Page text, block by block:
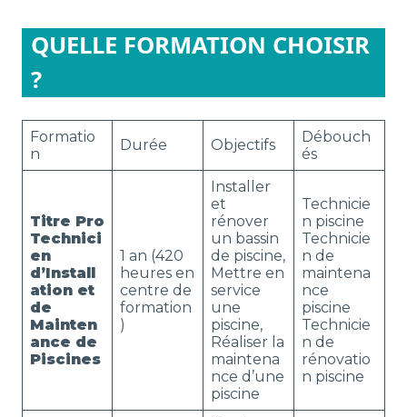
QUELLE FORMATION CHOISIR
?
Formatio
n
Durée Objectifs
Débouch
és
Titre Pro
Technici
en
d’Install
ation et
de
Mainten
ance de
Piscines
1 an (420
heures en
centre de
formation
)
Installer
et
rénover
un bassin
de piscine,
Mettre en
service
une
piscine,
Réaliser la
maintena
nce d’une
piscine
Technicie
n piscine
Technicie
n de
maintena
nce
piscine
Technicie
n de
rénovatio
n piscine